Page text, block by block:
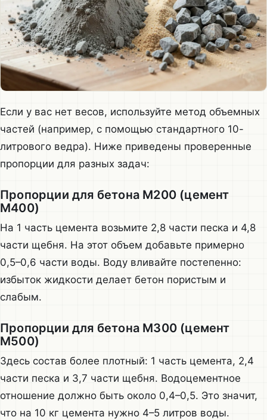
Если у вас нет весов, используйте метод объемных
частей (например, с помощью стандартного 10-
литрового ведра). Ниже приведены проверенные
пропорции для разных задач:
Пропорции для бетона М200 (цемент
М400)
На 1 часть цемента возьмите 2,8 части песка и 4,8
части щебня. На этот объем добавьте примерно
0,5–0,6 части воды. Воду вливайте постепенно:
избыток жидкости делает бетон пористым и
слабым.
Пропорции для бетона М300 (цемент
М500)
Здесь состав более плотный: 1 часть цемента, 2,4
части песка и 3,7 части щебня. Водоцементное
отношение должно быть около 0,4–0,5. Это значит,
что на 10 кг цемента нужно 4–5 литров воды.